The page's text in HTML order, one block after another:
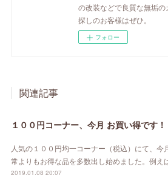
の改装などで良質な無垢
探しのお客様はぜひ。
フォロー
関連記事
１００円コーナー、今月 お買い得です！
人気の１００円均一コーナー（税込）にて、今
常よりもお得な品を多数出し始めました。例え
2019.01.08 20:07